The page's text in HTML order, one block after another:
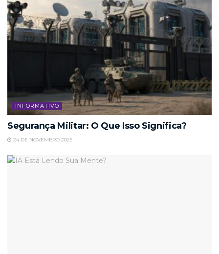
INFORMATIVO
Segurança Militar: O Que Isso Significa?
24 DE NOVEMBRO 2025